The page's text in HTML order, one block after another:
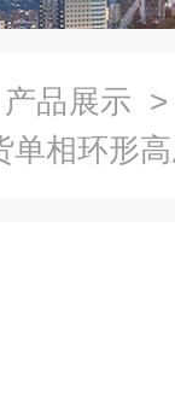
产品展示
相环形